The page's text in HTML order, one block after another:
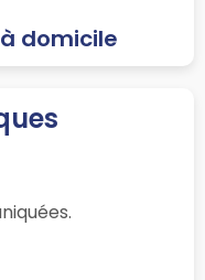
domicile